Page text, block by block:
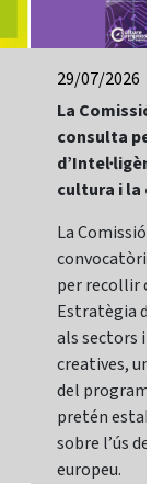
29/07/2026
La Comissió
consulta
cultura i la
La Comissió
convocatòria
per recollir
Estratègia
als sectors i
creatives,
del programa
pretén
sobre l’ús de
europeu.